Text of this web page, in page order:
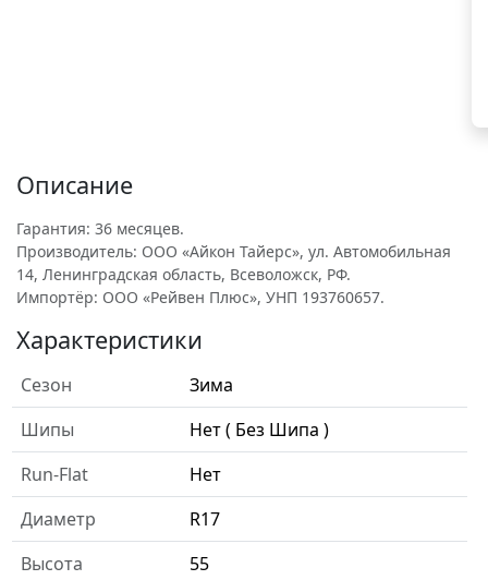
Описание
Гарантия: 36 месяцев.
Производитель: ООО «Айкон Тайерс», ул. Автомобильная
14, Ленинградская область, Всеволожск, РФ.
Импортёр: ООО «Рейвен Плюс», УНП 193760657.
Характеристики
Сезон
Зима
Шипы
Нет ( Без Шипа )
Run-Flat
Нет
Диаметр
R17
Высота
55